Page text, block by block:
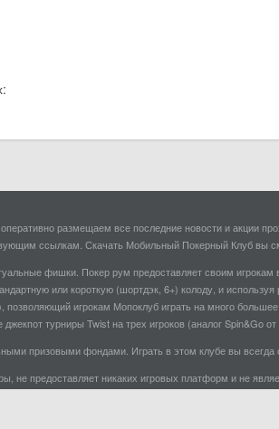
размещаем все последние новости и акции
ссылкам. Скачать Мобильный Покерный Клуб вы
фишки. Покер рум предоставляет своим игрокам
или короткую (шортдэк, 6+) колоду, и
игрокам Мопоклуб играть на много
турниры Twist на трех игроков (аналог Spin&Go
призовыми фондами. Играть в этом клубе вы
не предоставляет никаких игровых платформ и не